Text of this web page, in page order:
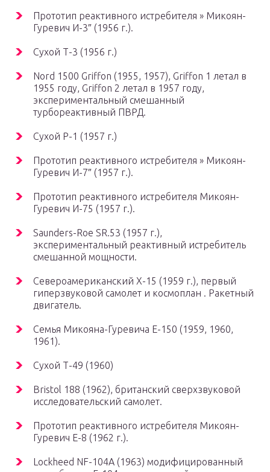
Прототип реактивного истребителя » Микоян-
Гуревич И-3″ (1956 г.).
Сухой Т-3 (1956 г.)
Nord 1500 Griffon (1955, 1957), Griffon 1 летал в
1955 году, Griffon 2 летал в 1957 году,
экспериментальный смешанный
турбореактивный ПВРД.
Сухой Р-1 (1957 г.)
Прототип реактивного истребителя » Микоян-
Гуревич И-7″ (1957 г.).
Прототип реактивного истребителя Микоян-
Гуревич И-75 (1957 г.).
Saunders-Roe SR.53 (1957 г.),
экспериментальный реактивный истребитель
смешанной мощности.
Североамериканский X-15 (1959 г.), первый
гиперзвуковой самолет и космоплан . Ракетный
двигатель.
Семья Микояна-Гуревича Е-150 (1959, 1960,
1961).
Сухой Т-49 (1960)
Bristol 188 (1962), британский сверхзвуковой
исследовательский самолет.
Прототип реактивного истребителя Микоян-
Гуревич Е-8 (1962 г.).
Lockheed NF-104A (1963) модифицированный